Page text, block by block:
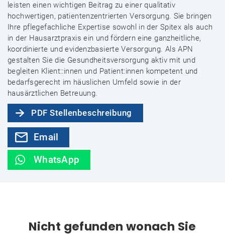
leisten einen wichtigen Beitrag zu einer qualitativ
hochwertigen, patientenzentrierten Versorgung. Sie bringen
Ihre pflegefachliche Expertise sowohl in der Spitex als auch
in der Hausarztpraxis ein und fördern eine ganzheitliche,
koordinierte und evidenzbasierte Versorgung. Als APN
gestalten Sie die Gesundheitsversorgung aktiv mit und
begleiten Klient::innen und Patient:innen kompetent und
bedarfsgerecht im häuslichen Umfeld sowie in der
hausärztlichen Betreuung.
PDF Stellenbeschreibung
Email
WhatsApp
Nicht gefunden wonach Sie